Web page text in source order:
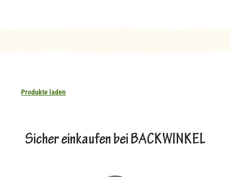
Produkte laden
Sicher einkaufen bei BACKWINKEL